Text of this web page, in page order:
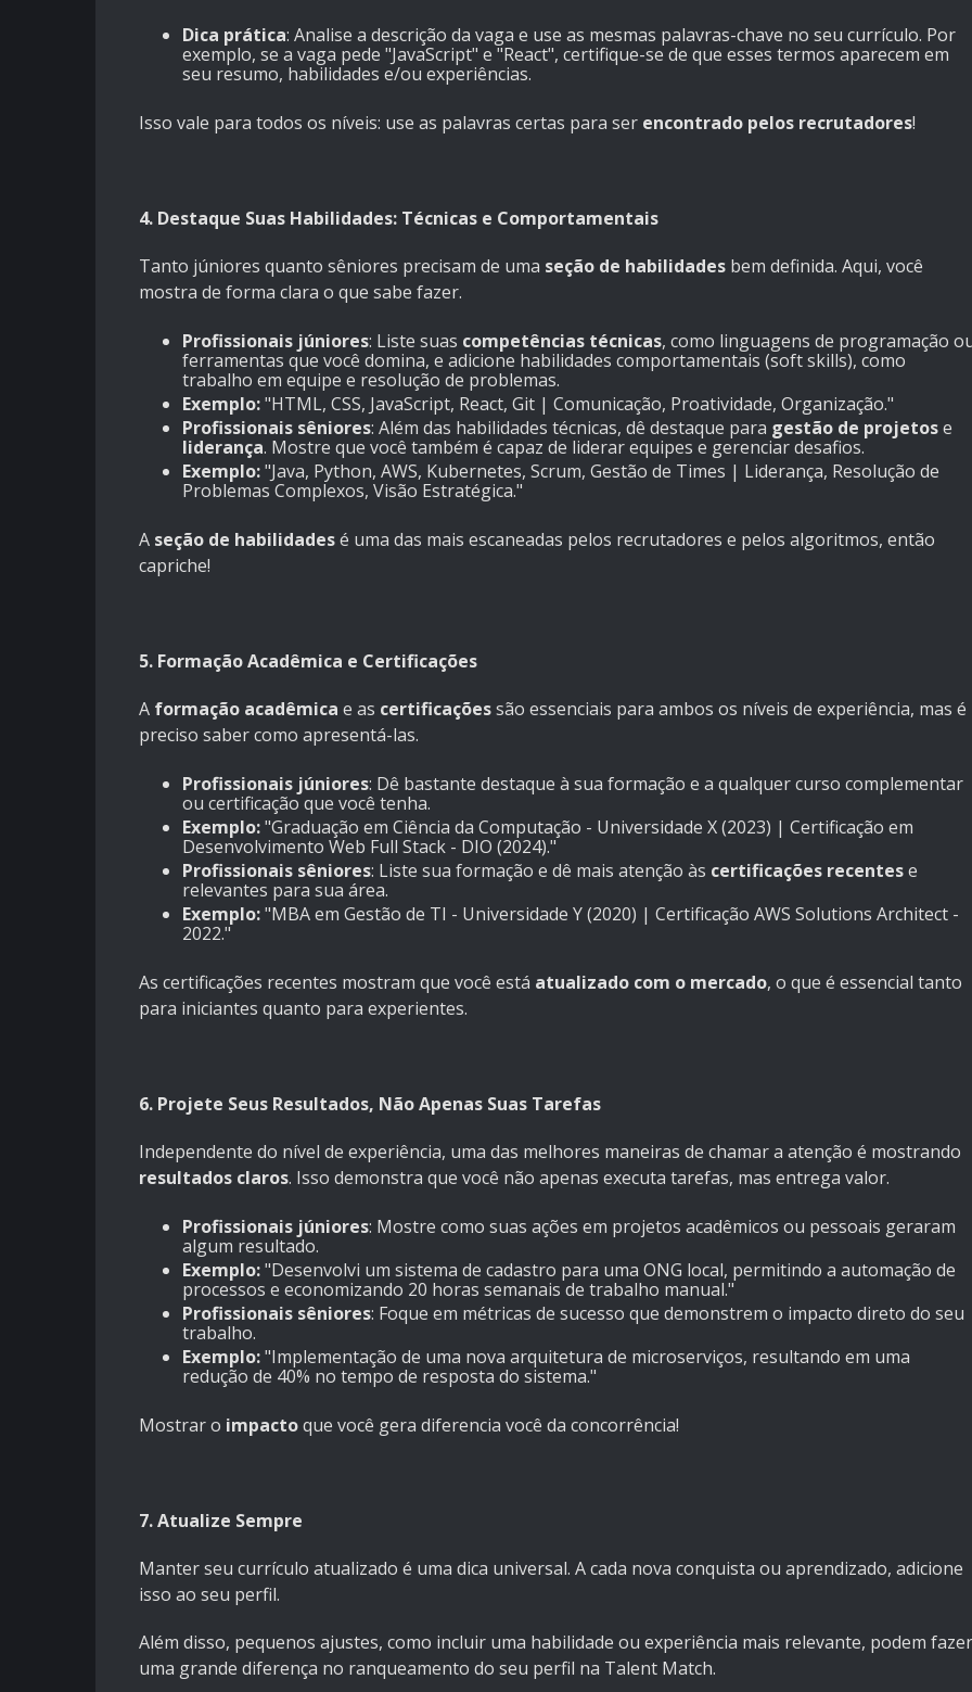
Dica prática: Analise a descrição da vaga e use as mesmas palavras-chave no seu currículo. Por
exemplo, se a vaga pede "JavaScript" e "React", certifique-se de que esses termos aparecem em
seu resumo, habilidades e/ou experiências.
Isso vale para todos os níveis: use as palavras certas para ser encontrado pelos recrutadores!
4. Destaque Suas Habilidades: Técnicas e Comportamentais
Tanto júniores quanto sêniores precisam de uma seção de habilidades bem definida. Aqui, você
mostra de forma clara o que sabe fazer.
Profissionais júniores: Liste suas competências técnicas, como linguagens de programação
ferramentas que você domina, e adicione habilidades comportamentais (soft skills), como
trabalho em equipe e resolução de problemas.
Exemplo:"HTML, CSS, JavaScript, React, Git | Comunicação, Proatividade, Organização."
Profissionais sêniores: Além das habilidades técnicas, dê destaque para gestão de projetose
liderança. Mostre que você também é capaz de liderar equipes e gerenciar desafios.
Exemplo:"Java, Python, AWS, Kubernetes, Scrum, Gestão de Times | Liderança, Resolução de
Problemas Complexos, Visão Estratégica."
A seção de habilidadesé uma das mais escaneadas pelos recrutadores e pelos algoritmos, então
capriche!
5. Formação Acadêmica e Certificações
A formação acadêmica e as certificaçõessão essenciais para ambos os níveis de experiência, mas é
preciso saber como apresentá-las.
Profissionais júniores: Dê bastante destaque à sua formação e a qualquer curso complementar
ou certificação que você tenha.
Exemplo:"Graduação em Ciência da Computação - Universidade X (2023) | Certificação em
Desenvolvimento Web Full Stack - DIO (2024)."
Profissionais sêniores: Liste sua formação e dê mais atenção às certificações recentese
relevantes para sua área.
Exemplo:"MBA em Gestão de TI - Universidade Y (2020) | Certificação AWS Solutions Architect -
2022."
As certificações recentes mostram que você está atualizado com o mercado, o que é essencial tanto
para iniciantes quanto para experientes.
6. Projete Seus Resultados, Não Apenas Suas Tarefas
Independente do nível de experiência, uma das melhores maneiras de chamar a atenção é mostrando
resultados claros. Isso demonstra que você não apenas executa tarefas, mas entrega valor.
Profissionais júniores: Mostre como suas ações em projetos acadêmicos ou pessoais geraram
algum resultado.
Exemplo:"Desenvolvi um sistema de cadastro para uma ONG local, permitindo a automação de
processos e economizando 20 horas semanais de trabalho manual."
Profissionais sêniores: Foque em métricas de sucesso que demonstrem o impacto direto do seu
trabalho.
Exemplo:"Implementação de uma nova arquitetura de microserviços, resultando em uma
redução de 40% no tempo de resposta do sistema."
Mostrar o impactoque você gera diferencia você da concorrência!
7. Atualize Sempre
Manter seu currículo atualizado é uma dica universal. A cada nova conquista ou aprendizado, adicione
isso ao seu perfil.
Além disso, pequenos ajustes, como incluir uma habilidade ou experiência mais relevante, podem fazer
uma grande diferença no ranqueamento do seu perfil na Talent Match.